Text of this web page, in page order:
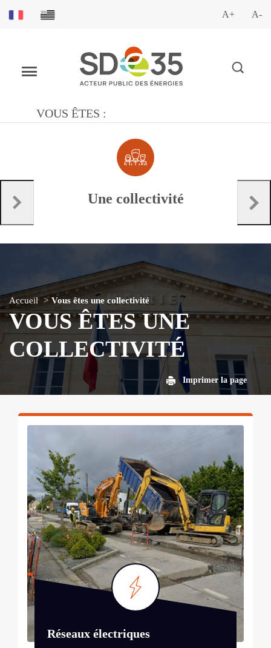
A+ A-
VOUS ÊTES :
Une collectivité
Accueil Vous êtes une collectivité
VOUS ÊTES UNE
COLLECTIVITÉ
Imprimer la page
Réseaux électriques